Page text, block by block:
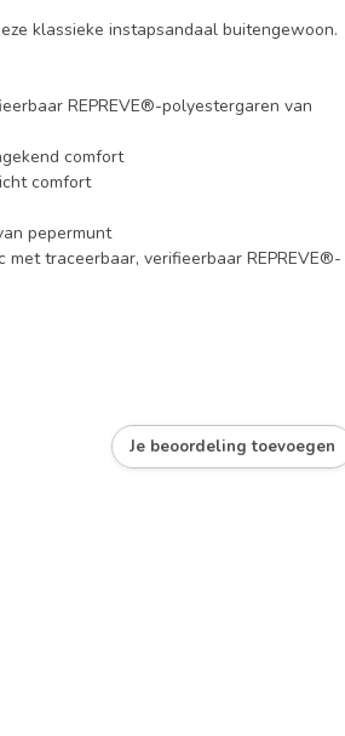
klassieke instapsandaal buitengewoon.
REPREVE®-polyestergaren van
comfort
comfort
pepermunt
traceerbaar, verifieerbaar REPREVE®-
Je beoordeling toevoegen